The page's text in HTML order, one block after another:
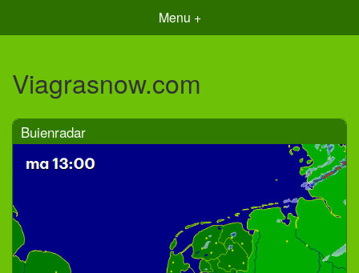
Menu +
Viagrasnow.com
Buienradar